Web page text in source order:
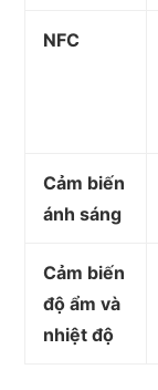
NFC
Cảm biến
ánh sáng
Cảm biến
độ ẩm và
nhiệt độ